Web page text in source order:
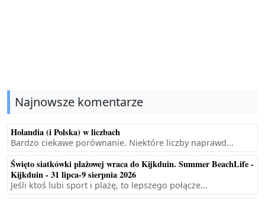
Najnowsze komentarze
Holandia (i Polska) w liczbach
Bardzo ciekawe porównanie. Niektóre liczby naprawd...
Święto siatkówki plażowej wraca do Kijkduin. Summer BeachLife -
Kijkduin - 31 lipca-9 sierpnia 2026
Jeśli ktoś lubi sport i plażę, to lepszego połącze...